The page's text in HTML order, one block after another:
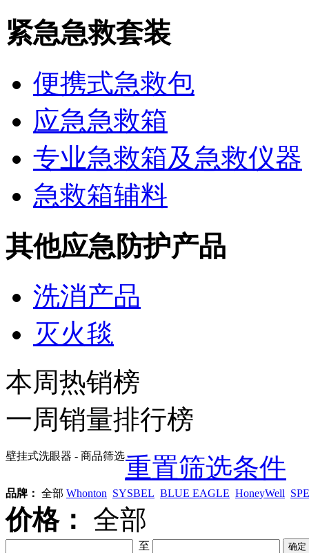
紧急急救套装
便携式急救包
应急急救箱
专业急救箱及急救仪器
急救箱辅料
其他应急防护产品
洗消产品
灭火毯
本周热销榜
一周销量排行榜
壁挂式洗眼器 - 商品筛选重置筛选条件
品牌： 全部 Whonton SYSBEL BLUE EAGLE HoneyWell
价格： 全部
至